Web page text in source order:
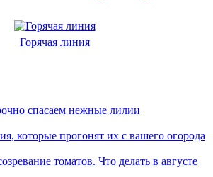
Горячая линия
спасаем нежные лилии
которые прогонят их с вашего огорода
томатов. Что делать в августе